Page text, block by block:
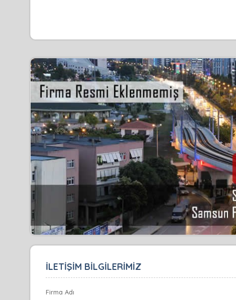
İLETİŞİM BİLGİLERİMİZ
Firma Adı